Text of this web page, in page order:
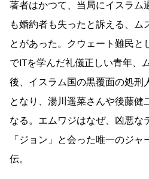
著者はかつて、当局にイスラム
も婚約者も失ったと訴える、ム
とがあった。クウェート難民と
でITを学んだ礼儀正しい青年、
後、イスラム国の黒覆面の処刑
となり、湯川遥菜さんや後藤健
なる。エムワジはなぜ、凶悪な
「ジョン」と会った唯一のジ
伝。